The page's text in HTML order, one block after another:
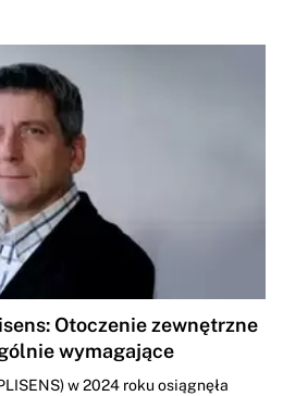
Otoczenie zewnętrzne
wymagające
w 2024 roku osiągnęła